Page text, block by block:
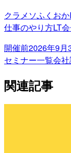
クラメソふくお
仕事のやり方LT
開催前2026年9月
セミナー一覧会
関連記事